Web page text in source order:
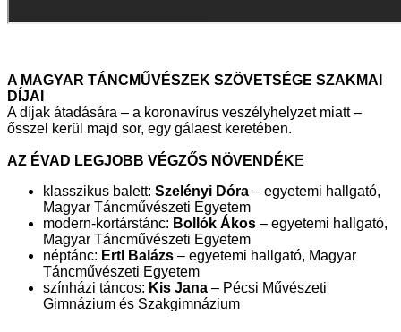
A MAGYAR TÁNCMŰVÉSZEK SZÖVETSÉGE SZAKMAI
DÍJAI
A díjak átadására – a koronavírus veszélyhelyzet miatt –
ősszel kerül majd sor, egy gálaest keretében.
AZ ÉVAD LEGJOBB VÉGZŐS NÖVENDÉKE
klasszikus balett: Szelényi Dóra – egyetemi hallgató,
Magyar Táncművészeti Egyetem
modern-kortárstánc: Bollók Ákos – egyetemi hallgató,
Magyar Táncművészeti Egyetem
néptánc: Ertl Balázs – egyetemi hallgató, Magyar
Táncművészeti Egyetem
színházi táncos: Kis Jana – Pécsi Művészeti
Gimnázium és Szakgimnázium